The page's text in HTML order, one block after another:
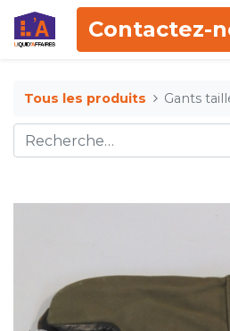
Contactez-
Tous les produits Gants